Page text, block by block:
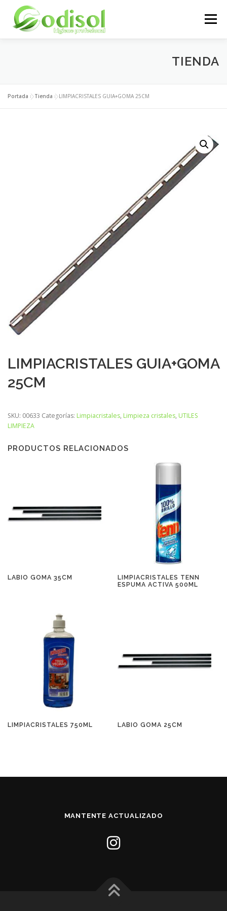
contenido
Menú
ÁREA CLIENTES CONTACTO
TIENDA
Portada »Tienda »LIMPIACRISTALES GUIA+GOMA 25CM
LIMPIACRISTALES GUIA+GOMA
25CM
SKU: 00633 Categorías: Limpiacristales, Limpieza cristales, UTILES
LIMPIEZA
PRODUCTOS RELACIONADOS
LABIO GOMA 35CM
LIMPIACRISTALES TENN
ESPUMA ACTIVA 500ML
LIMPIACRISTALES 750ML LABIO GOMA 25CM
MANTENTE ACTUALIZADO